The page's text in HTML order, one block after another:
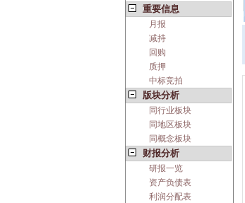
重要信息
月报
减持
回购
质押
中标竞拍
版块分析
同行业板块
同地区板块
同概念板块
财报分析
研报一览
资产负债表
利润分配表